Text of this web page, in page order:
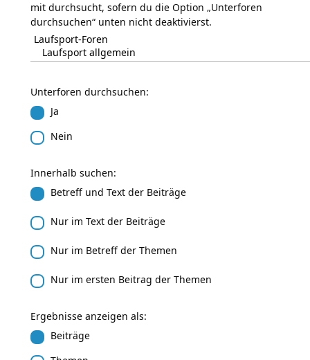
mit durchsucht, sofern du die Option „Unterforen
durchsuchen“ unten nicht deaktivierst.
Unterforen durchsuchen:
Ja
Nein
Innerhalb suchen:
Betreff und Text der Beiträge
Nur im Text der Beiträge
Nur im Betreff der Themen
Nur im ersten Beitrag der Themen
Ergebnisse anzeigen als:
Beiträge